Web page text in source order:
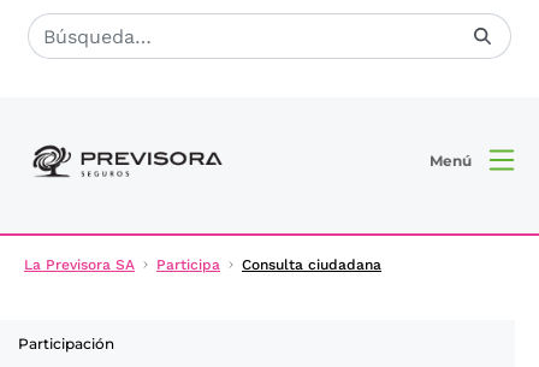
Menú
La Previsora SA Participa Consulta ciudadana
Participación